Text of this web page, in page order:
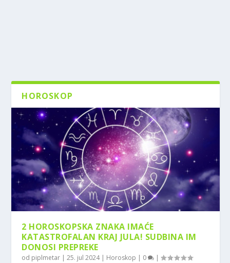
HOROSKOP
2 HOROSKOPSKA ZNAKA IMAĆE
KATASTROFALAN KRAJ JULA! SUDBINA IM
DONOSI PREPREKE
od piplmetar |25. jul 2024| Horoskop | 0 |